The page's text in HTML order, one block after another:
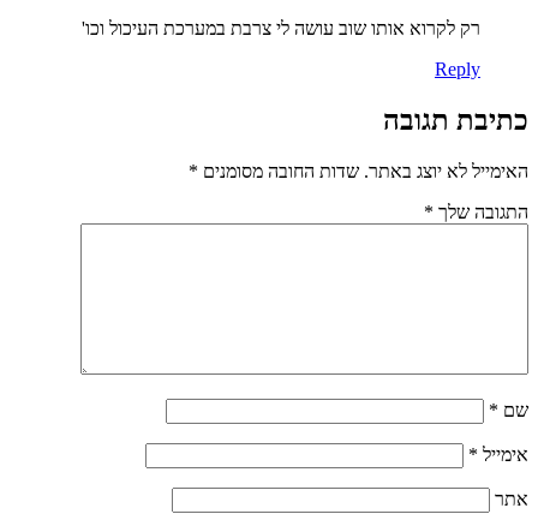
רק לקרוא אותו שוב עושה לי צרבת במערכת העיכול וכו'
Reply
כתיבת תגובה
האימייל לא יוצג באתר. שדות החובה מסומנים *
התגובה שלך *
שם *
אימייל *
אתר